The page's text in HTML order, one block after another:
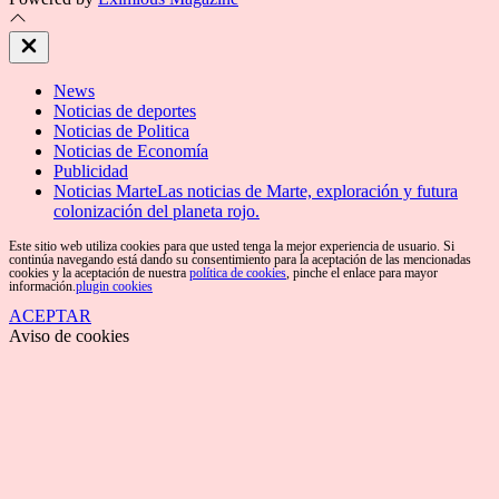
Close
Off
News
Noticias de deportes
Noticias de Politica
Noticias de Economía
Publicidad
Noticias MarteLas noticias de Marte, exploración y futura
colonización del planeta rojo.
Este sitio web utiliza cookies para que usted tenga la mejor experiencia de usuario. Si
continúa navegando está dando su consentimiento para la aceptación de las mencionadas
cookies y la aceptación de nuestra política de cookies, pinche el enlace para mayor
información.plugin cookies
ACEPTAR
Aviso de cookies